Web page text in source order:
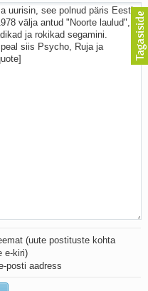
(uute postituste kohta
e-kiri)
posti aadress